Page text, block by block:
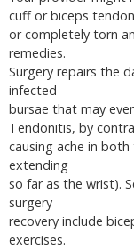
cuff or biceps
or completely torn
remedies.
Surgery repairs the
infected
bursae that may
Tendonitis, by
causing ache in
extending
so far as the wrist).
surgery
recovery include
exercises.